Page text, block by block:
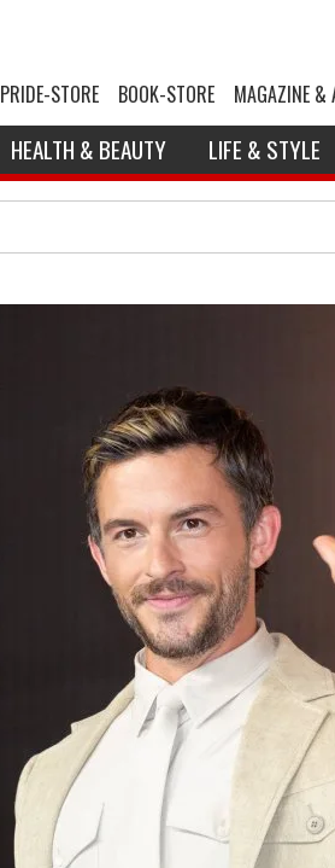
PRIDE-STORE BOOK-STORE MAGAZINE &
HEALTH & BEAUTY LIFE & STYLE